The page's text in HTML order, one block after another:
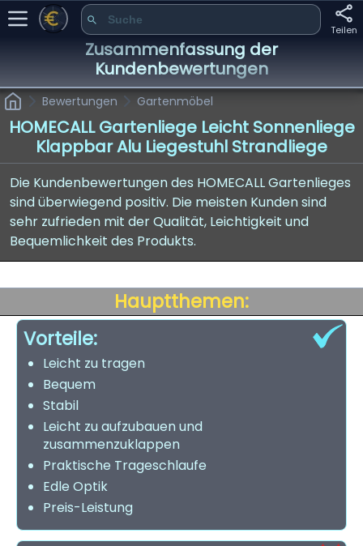
Teilen
Zusammenfassung der
Kundenbewertungen
Bewertungen Gartenmöbel
HOMECALL Gartenliege Leicht Sonnenliege
Klappbar Alu Liegestuhl Strandliege
Die Kundenbewertungen des HOMECALL Gartenlieges
sind überwiegend positiv. Die meisten Kunden sind
sehr zufrieden mit der Qualität, Leichtigkeit und
Bequemlichkeit des Produkts.
Hauptthemen:
Vorteile:
Leicht zu tragen
Bequem
Stabil
Leicht zu aufzubauen und
zusammenzuklappen
Praktische Trageschlaufe
Edle Optik
Preis-Leistung